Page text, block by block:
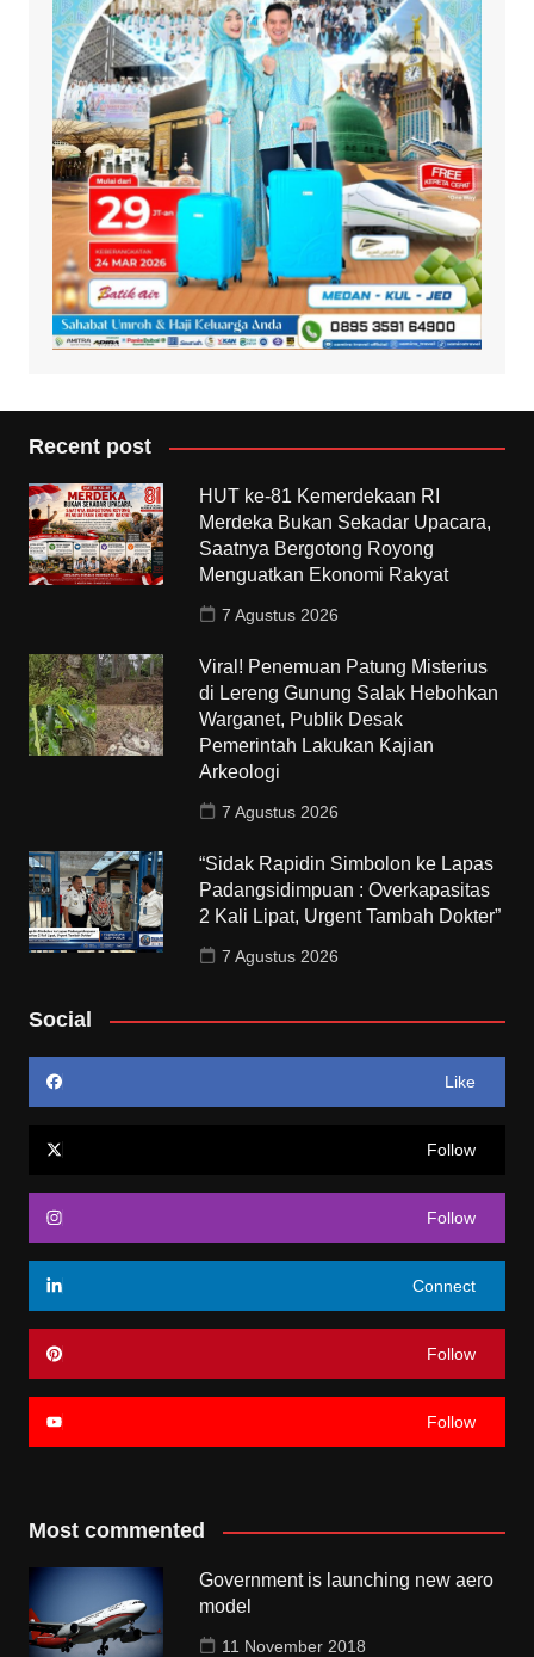
Recent post
HUT ke-81 Kemerdekaan RI
Merdeka Bukan Sekadar Upacara,
Saatnya Bergotong Royong
Menguatkan Ekonomi Rakyat
7 Agustus 2026
Viral! Penemuan Patung Misterius
di Lereng Gunung Salak Hebohkan
Warganet, Publik Desak
Pemerintah Lakukan Kajian
Arkeologi
7 Agustus 2026
“Sidak Rapidin Simbolon ke Lapas
Padangsidimpuan : Overkapasitas
2 Kali Lipat, Urgent Tambah Dokter”
7 Agustus 2026
Social
Like
Follow
Follow
Connect
Follow
Follow
Most commented
Government is launching new aero
model
11 November 2018